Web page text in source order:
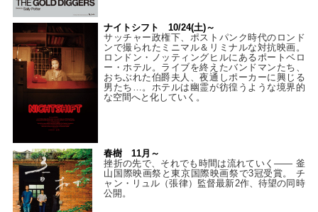
ナイトシフト 10/24(土)～
サッチャー政権下、ポストパンク時代のロンド
ンで撮られたミニマル＆リミナルな対抗映画。
ロンドン・ノッティングヒルにあるポートベロ
ー・ホテル。ライブを終えたバンドマンたち、
おちぶれた伯爵夫人、夜通しポーカーに興じる
男たち…。ホテルは幽霊が彷徨うような境界的
な空間へと化していく。
春樹 11月～
挫折の先で、それでも時間は流れていく—— 釜
山国際映画祭と東京国際映画祭で3冠受賞。 チ
ャン・リュル（張律）監督最新2作、待望の同時
公開。